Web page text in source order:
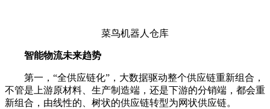
菜鸟机器人仓库
智能物流未来趋势
第一，“全供应链化”，大数据驱动整个供应链重新组合，
不管是上游原材料、生产制造端，还是下游的分销端，都会重
新组合，由线性的、树状的供应链转型为网状供应链。